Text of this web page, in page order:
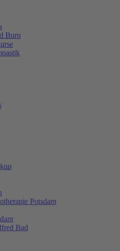
Burn
Potsdam
Bad